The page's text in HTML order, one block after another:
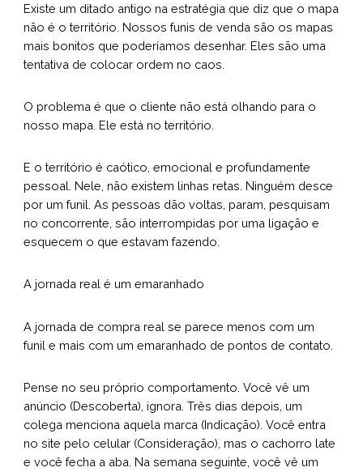
Existe um ditado antigo na estratégia que diz que o mapa
não é o território. Nossos funis de venda são os mapas
mais bonitos que poderíamos desenhar. Eles são uma
tentativa de colocar ordem no caos.
O problema é que o cliente não está olhando para o
nosso mapa. Ele está no território.
E o território é caótico, emocional e profundamente
pessoal. Nele, não existem linhas retas. Ninguém desce
por um funil. As pessoas dão voltas, param, pesquisam
no concorrente, são interrompidas por uma ligação e
esquecem o que estavam fazendo.
A jornada real é um emaranhado
A jornada de compra real se parece menos com um
funil e mais com um emaranhado de pontos de contato.
Pense no seu próprio comportamento. Você vê um
anúncio (Descoberta), ignora. Três dias depois, um
colega menciona aquela marca (Indicação). Você entra
no site pelo celular (Consideração), mas o cachorro late
e você fecha a aba. Na semana seguinte, você vê um